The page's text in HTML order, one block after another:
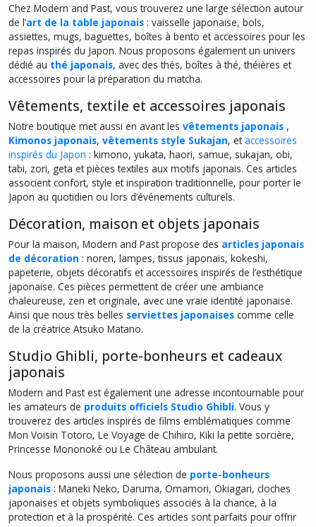
Chez Modern and Past, vous trouverez une large sélection autour
de l’art de la table japonais : vaisselle japonaise, bols,
assiettes, mugs, baguettes, boîtes à bento et accessoires pour les
repas inspirés du Japon. Nous proposons également un univers
dédié au thé japonais, avec des thés, boîtes à thé, théières et
accessoires pour la préparation du matcha.
Vêtements, textile et accessoires japonais
Notre boutique met aussi en avant les vêtements japonais ,
Kimonos japonais, vêtements style Sukajan, etaccessoires
inspirés du Japon : kimono, yukata, haori, samue, sukajan, obi,
tabi, zori, geta et pièces textiles aux motifs japonais. Ces articles
associent confort, style et inspiration traditionnelle, pour porter le
Japon au quotidien ou lors d’événements culturels.
Décoration, maison et objets japonais
Pour la maison, Modern and Past propose des articles japonais
de décoration : noren, lampes, tissus japonais, kokeshi,
papeterie, objets décoratifs et accessoires inspirés de l’esthétique
japonaise. Ces pièces permettent de créer une ambiance
chaleureuse, zen et originale, avec une vraie identité japonaise.
Ainsi que nous très belles serviettes japonaises comme celle
de la créatrice Atsuko Matano.
Studio Ghibli, porte-bonheurs et cadeaux
japonais
Modern and Past est également une adresse incontournable pour
les amateurs de produits officiels Studio Ghibli. Vous y
trouverez des articles inspirés de films emblématiques comme
Mon Voisin Totoro, Le Voyage de Chihiro, Kiki la petite sorcière,
Princesse Mononoké ou Le Château ambulant.
Nous proposons aussi une sélection de porte-bonheurs
japonais : Maneki Neko, Daruma, Omamori, Okiagari, cloches
japonaises et objets symboliques associés à la chance, à la
protection et à la prospérité. Ces articles sont parfaits pour offrir